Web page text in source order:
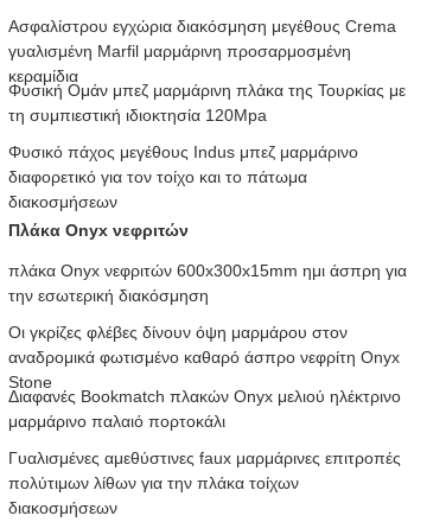
Ασφαλίστρου εγχώρια διακόσμηση μεγέθους Crema
γυαλισμένη Marfil μαρμάρινη προσαρμοσμένη
κεραμίδια
Φυσική Ομάν μπεζ μαρμάρινη πλάκα της Τουρκίας με
τη συμπιεστική ιδιοκτησία 120Mpa
Φυσικό πάχος μεγέθους Indus μπεζ μαρμάρινο
διαφορετικό για τον τοίχο και το πάτωμα
διακοσμήσεων
Πλάκα Onyx νεφριτών
πλάκα Onyx νεφριτών 600x300x15mm ημι άσπρη για
την εσωτερική διακόσμηση
Οι γκρίζες φλέβες δίνουν όψη μαρμάρου στον
αναδρομικά φωτισμένο καθαρό άσπρο νεφρίτη Onyx
Stone
Διαφανές Bookmatch πλακών Onyx μελιού ηλέκτρινο
μαρμάρινο παλαιό πορτοκάλι
Γυαλισμένες αμεθύστινες faux μαρμάρινες επιτροπές
πολύτιμων λίθων για την πλάκα τοίχων
διακοσμήσεων